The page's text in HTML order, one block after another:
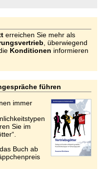
erreichen Sie mehr als
, überwiegend
Konditionen informieren
führen
immer
Sie im
Buch ab